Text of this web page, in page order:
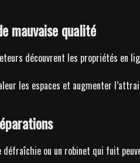
mauvaise qualité
découvrent les propriétés en
les espaces et augmenter
défraîchie ou un robinet qui fuit